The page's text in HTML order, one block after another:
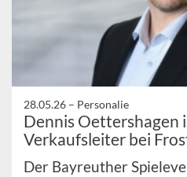
28.05.26 – Personalie
Dennis Oettershagen
Verkaufsleiter bei
Der Bayreuther